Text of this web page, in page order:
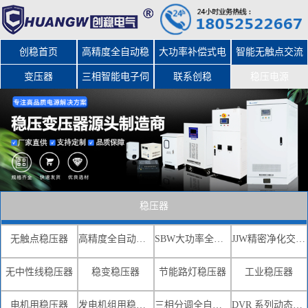
创稳首页 高精度全自动稳
压器
大功率补偿式电
力稳压器
智能无触点交流
变压器 三相智能电子伺 联系创稳
稳压器
无触点稳压器 高精度全自动交流稳压器 SBW大功率全自动补偿式电力稳压器 JJW精密净化交流稳压电源
无中性线稳压器 稳变稳压器 节能路灯稳压器 工业稳压器
电机用稳压器 发电机组用稳压器 三相分调全自动补偿式电力稳压器 DVR 系列动态电压恢复器